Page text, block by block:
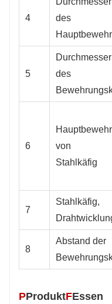
4
des
5
Durchmesser
des
6
von
Stahlkäfig
7
Stahlkäfig,
8
Abstand der
PProduktFEssen